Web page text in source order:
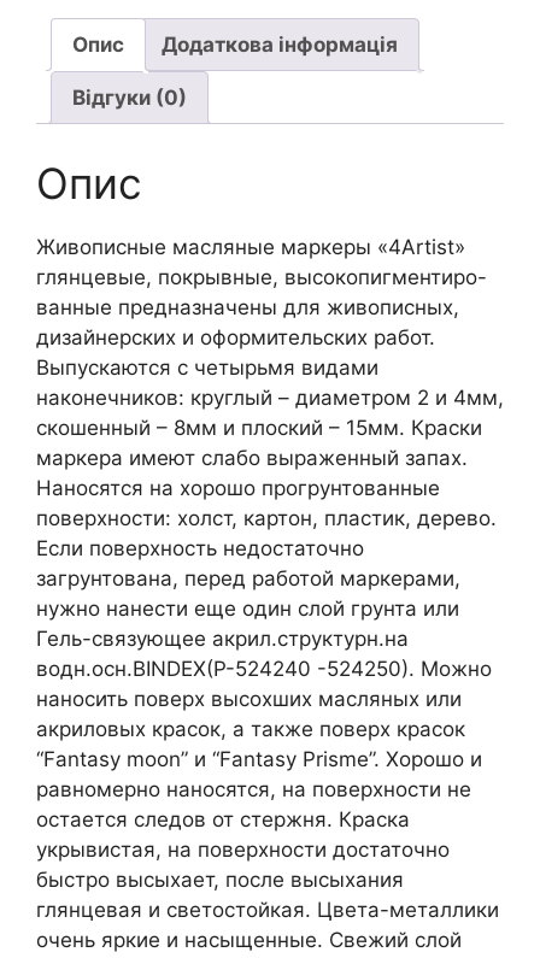
Pebeo
4мм
РОЖЕВИЙ
кількість
Опис Додаткова інформація
Відгуки (0)
Опис
Живописные масляные маркеры «4Artist»
глянцевые, покрывные, высокопигментиро-
ванные предназначены для живописных,
дизайнерских и оформительских работ.
Выпускаются с четырьмя видами
наконечников: круглый – диаметром 2 и 4мм,
скошенный – 8мм и плоский – 15мм. Краски
маркера имеют слабо выраженный запах.
Наносятся на хорошо прогрунтованные
поверхности: холст, картон, пластик, дерево.
Если поверхность недостаточно
загрунтована, перед работой маркерами,
нужно нанести еще один слой грунта или
Гель-связующее акрил.структурн.на
водн.осн.BINDEX(P-524240 -524250). Можно
наносить поверх высохших масляных или
акриловых красок, а также поверх красок
“Fantasy moon” и “Fantasy Prisme”. Хорошо и
равномерно наносятся, на поверхности не
остается следов от стержня. Краска
укрывистая, на поверхности достаточно
быстро высыхает, после высыхания
глянцевая и светостойкая. Цвета-металлики
очень яркие и насыщенные. Свежий слой